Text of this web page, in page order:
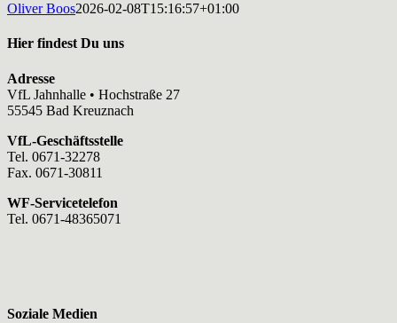
Oliver Boos2026-02-08T15:16:57+01:00
Hier findest Du uns
Adresse
VfL Jahnhalle • Hochstraße 27
55545 Bad Kreuznach
VfL-Geschäftsstelle
Tel. 0671-32278
Fax. 0671-30811
WF-Servicetelefon
Tel. 0671-48365071
Soziale Medien